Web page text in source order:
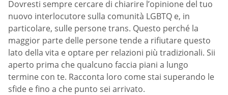
Dovresti sempre cercare di chiarire l’opinione del tuo
nuovo interlocutore sulla comunità LGBTQ e, in
particolare, sulle persone trans. Questo perché la
maggior parte delle persone tende a rifiutare questo
lato della vita e optare per relazioni più tradizionali. Sii
aperto prima che qualcuno faccia piani a lungo
termine con te. Racconta loro come stai superando le
sfide e fino a che punto sei arrivato.